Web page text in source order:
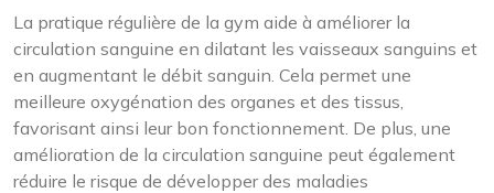
La pratique régulière de la gym aide à améliorer la
circulation sanguine en dilatant les vaisseaux sanguins et
en augmentant le débit sanguin. Cela permet une
meilleure oxygénation des organes et des tissus,
favorisant ainsi leur bon fonctionnement. De plus, une
amélioration de la circulation sanguine peut également
réduire le risque de développer des maladies